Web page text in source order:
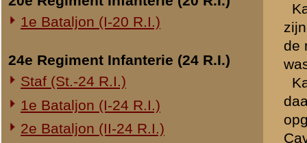
Overige legeronderdelen
3e Regiment Huzaren (3 R.H.)
Luchtdoelmitrailleurs en -artillerie
1-II Bataljon Pag.
1-IV Bataljon Pag.
4e Compagnie Pioniers (4 C.P.)
4e Mitrailleurcompagnie (4 M.C.)
4-II Auto Bataljon
een kapitein. Met een
In den nacht van 12 / 13
onder den Ritmeester
bespreking van den
was, een stoot
het oogenblik
genomen in de
In den loop van den
verzamelden tegenover
echter door een vuur van
Op 13 Mei ca. 11.00 uur
(gedicteerd aan 2e